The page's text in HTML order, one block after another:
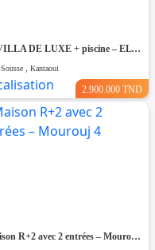
​✨ VILLA DE LUXE + piscine – EL KANTAOUI, SOUSSE
Sousse , Kantaoui
2.900.000 TND
Maison R+2 avec 2 entrées – Mourouj 4